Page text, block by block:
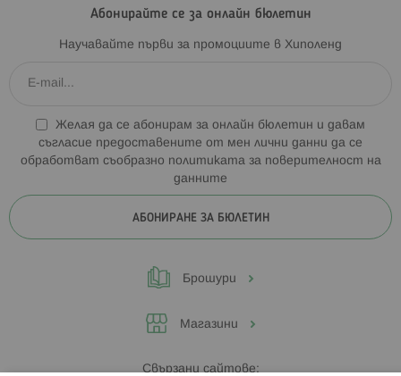
Абонирайте се за онлайн бюлетин
Научавайте първи за промоциите в Хиполенд
Желая да се абонирам за онлайн бюлетин и давам
съгласие предоставените от мен лични данни да се
обработват съобразно политиката за поверителност на
данните
АБОНИРАНЕ ЗА БЮЛЕТИН
Брошури
Магазини
Свързани сайтове: